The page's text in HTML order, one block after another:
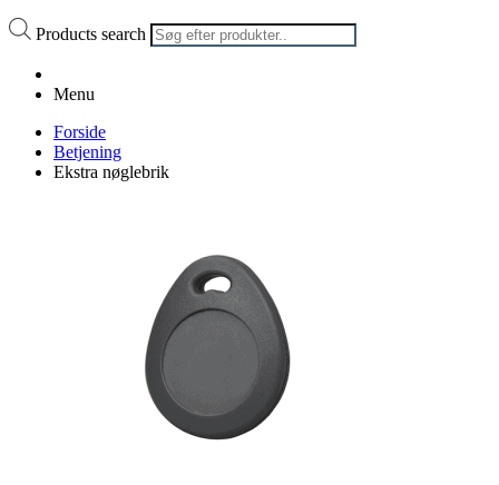
Products search
Menu
Forside
Betjening
Ekstra nøglebrik